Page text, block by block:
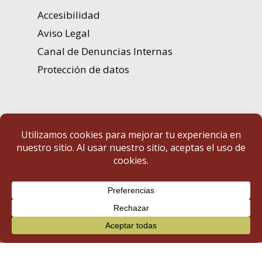
Accesibilidad
Aviso Legal
Canal de Denuncias Internas
Protección de datos
Portal de Transparencia | Diputación de Badajoz